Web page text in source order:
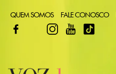
QUEM SOMOS FALE CONOSCO
FACEBOOK
TWITTER INSTAGRAM
YOUTUBE